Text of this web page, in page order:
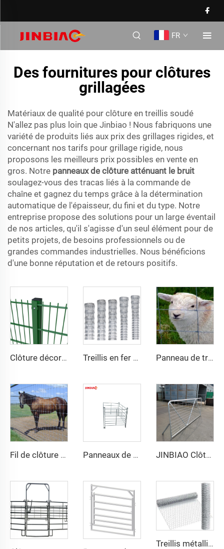
FR
Des fournitures pour clôtures
grillagées
Matériaux de qualité pour clôture en treillis soudé
N'allez pas plus loin que Jinbiao ! Nous fabriquons une
variété de produits liés aux prix des grillages rigides, et
concernant nos tarifs pour grillage rigide, nous
proposons les meilleurs prix possibles en vente en
gros. Notre panneaux de clôture atténuant le bruit
soulagez-vous des tracas liés à la commande de
chaîne et gagnez du temps grâce à la détermination
automatique de l'épaisseur, du fini et du type. Notre
entreprise propose des solutions pour un large éventail
de nos articles, qu'il s'agisse d'un seul élément pour de
petits projets, de besoins professionnels ou de
grandes commandes industrielles. Nous bénéficions
d'une bonne réputation et de retours positifs.
Clôture décorative en treillis métallique soudé haute sécurité, revêtement en vinyle vert, double fil 868, maille 2D pour jardin Treillis en fer recouvert de PVC, clôture galvanisée pour élevage, charnière, treillis PVC pour protection agricole disponible à la vente Panneau de treillis JINBIAO pour champs agricoles, panneau de clôture pour bovins et ovins
Fil de clôture galvanisé pour champs agricoles de 8 pieds, clôture pour bovins, ovins et caprins Panneaux de clôture en fer forgé d'occasion à bas prix en usine, panneaux de clôture galvanisés pour enclos à chevaux disponibles à la vente JINBIAO Clôture Métallique pour Moutons et Chèvres Panneaux pour Porcs Enclos pour Chevaux et Bétail Panneaux d'Enclos pour Bétail
Treillis métallique galvanisé à chaud en acier inoxydable pour poulailler Treillis décoratif hexagonal pour poulailler Revêtement PVC Clôtures soudées